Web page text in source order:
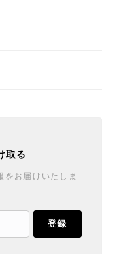
取る
をお届けいたしま
登録